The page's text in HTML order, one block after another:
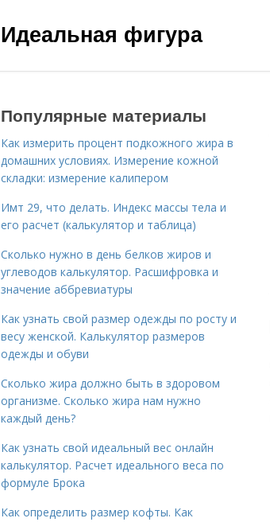
Идеальная фигура
Популярные материалы
Как измерить процент подкожного жира в
домашних условиях. Измерение кожной
складки: измерение калипером
Имт 29, что делать. Индекс массы тела и
его расчет (калькулятор и таблица)
Сколько нужно в день белков жиров и
углеводов калькулятор. Расшифровка и
значение аббревиатуры
Как узнать свой размер одежды по росту и
весу женской. Калькулятор размеров
одежды и обуви
Сколько жира должно быть в здоровом
организме. Сколько жира нам нужно
каждый день?
Как узнать свой идеальный вес онлайн
калькулятор. Расчет идеального веса по
формуле Брока
Как определить размер кофты. Как